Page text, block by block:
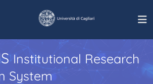
Institutional Research
System